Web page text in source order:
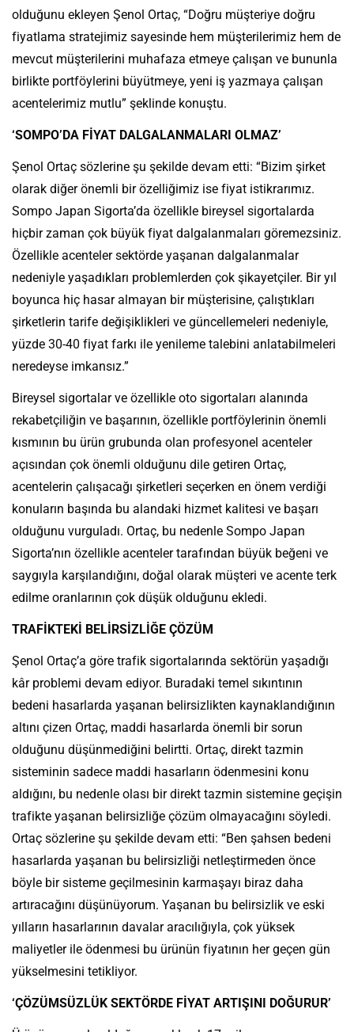
olduğunu ekleyen Şenol Ortaç, “Doğru müşteriye doğru
fiyatlama stratejimiz sayesinde hem müşterilerimiz hem de
mevcut müşterilerini muhafaza etmeye çalışan ve bununla
birlikte portföylerini büyütmeye, yeni iş yazmaya çalışan
acentelerimiz mutlu” şeklinde konuştu.
‘SOMPO’DA FİYAT DALGALANMALARI OLMAZ’
Şenol Ortaç sözlerine şu şekilde devam etti: “Bizim şirket
olarak diğer önemli bir özelliğimiz ise fiyat istikrarımız.
Sompo Japan Sigorta’da özellikle bireysel sigortalarda
hiçbir zaman çok büyük fiyat dalgalanmaları göremezsiniz.
Özellikle acenteler sektörde yaşanan dalgalanmalar
nedeniyle yaşadıkları problemlerden çok şikayetçiler. Bir yıl
boyunca hiç hasar almayan bir müşterisine, çalıştıkları
şirketlerin tarife değişiklikleri ve güncellemeleri nedeniyle,
yüzde 30-40 fiyat farkı ile yenileme talebini anlatabilmeleri
neredeyse imkansız.”
Bireysel sigortalar ve özellikle oto sigortaları alanında
rekabetçiliğin ve başarının, özellikle portföylerinin önemli
kısmının bu ürün grubunda olan profesyonel acenteler
açısından çok önemli olduğunu dile getiren Ortaç,
acentelerin çalışacağı şirketleri seçerken en önem verdiği
konuların başında bu alandaki hizmet kalitesi ve başarı
olduğunu vurguladı. Ortaç, bu nedenle Sompo Japan
Sigorta’nın özellikle acenteler tarafından büyük beğeni ve
saygıyla karşılandığını, doğal olarak müşteri ve acente terk
edilme oranlarının çok düşük olduğunu ekledi.
TRAFİKTEKİ BELİRSİZLİĞE ÇÖZÜM
Şenol Ortaç’a göre trafik sigortalarında sektörün yaşadığı
kâr problemi devam ediyor. Buradaki temel sıkıntının
bedeni hasarlarda yaşanan belirsizlikten kaynaklandığının
altını çizen Ortaç, maddi hasarlarda önemli bir sorun
olduğunu düşünmediğini belirtti. Ortaç, direkt tazmin
sisteminin sadece maddi hasarların ödenmesini konu
aldığını, bu nedenle olası bir direkt tazmin sistemine geçişin
trafikte yaşanan belirsizliğe çözüm olmayacağını söyledi.
Ortaç sözlerine şu şekilde devam etti: “Ben şahsen bedeni
hasarlarda yaşanan bu belirsizliği netleştirmeden önce
böyle bir sisteme geçilmesinin karmaşayı biraz daha
artıracağını düşünüyorum. Yaşanan bu belirsizlik ve eski
yılların hasarlarının davalar aracılığıyla, çok yüksek
maliyetler ile ödenmesi bu ürünün fiyatının her geçen gün
yükselmesini tetikliyor.
‘ÇÖZÜMSÜZLÜK SEKTÖRDE FİYAT ARTIŞINI DOĞURUR’